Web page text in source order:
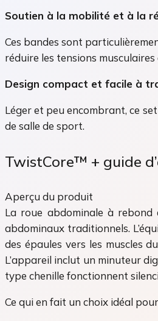
Soutien à la mobilité et à la
Ces bandes sont
réduire les tensions
Design compact et facile à
Léger et peu encombrant, ce
de salle de sport.
TwistCore™ + guide
Aperçu du produit
La roue abdominale à rebond
abdominaux traditionnels.
des épaules vers les muscles
L’appareil inclut un minuteur
type chenille fonctionnent
Ce qui en fait un choix idéal